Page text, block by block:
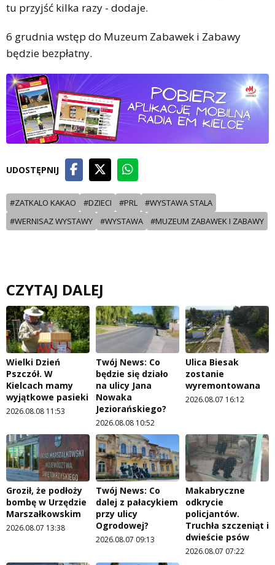
tu przyjść kilka razy - dodaje.
6 grudnia wstęp do Muzeum Zabawek i Zabawy
będzie bezpłatny.
UDOSTĘPNIJ
#ZATKALO KAKAO #DZIECI #PRL
#WYSTAWA STALA
#WERNISAZ WYSTAWY
#WYSTAWA #MUZEUM ZABAWEK I ZABAWY
CZYTAJ DALEJ
Wielki Dzień
Pszczół. W
Kielcach mamy
wyjątkowe pasieki
2026.08.08 11:53
Twój News: Co
będzie się działo
na ulicy Jana
Nowaka
Jeziorańskiego?
2026.08.08 10:52
Ulica Biesak
zostanie
wyremontowana
2026.08.07 16:12
Groził, że podłoży
bombę w Urzędzie
Marszałkowskim
2026.08.07 13:38
Twój News: Co
dalej z pałacykiem
przy ulicy
Ogrodowej?
2026.08.07 09:13
Makabryczne
odkrycie
policjantów.
Truchła szczeniąt i
dwieście psów
2026.08.07 07:22